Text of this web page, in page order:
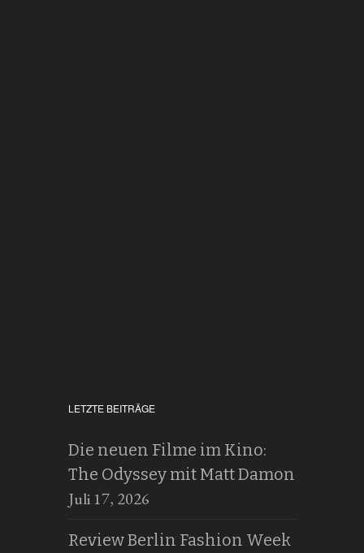
LETZTE BEITRÄGE
Die neuen Filme im Kino:
The Odyssey mit Matt Damon
Juli 17, 2026
Review Berlin Fashion Week